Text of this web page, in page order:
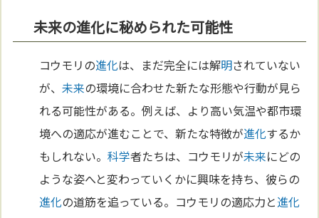
未来の進化に秘められた可能性
コウモリの進化は、まだ完全には解明されていない
が、未来の環境に合わせた新たな形態や行動が見ら
れる可能性がある。例えば、より高い気温や都市環
境への適応が進むことで、新たな特徴が進化するか
もしれない。科学者たちは、コウモリが未来にどの
ような姿へと変わっていくかに興味を持ち、彼らの
進化の道筋を追っている。コウモリの適応力と進化